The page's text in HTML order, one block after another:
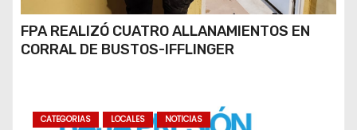
FPA REALIZÓ CUATRO ALLANAMIENTOS EN
CORRAL DE BUSTOS-IFFLINGER
CATEGORIAS LOCALES NOTICIAS